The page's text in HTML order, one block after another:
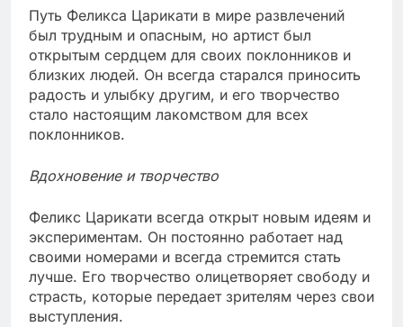
Путь Феликса Царикати в мире развлечений
был трудным и опасным, но артист был
открытым сердцем для своих поклонников и
близких людей. Он всегда старался приносить
радость и улыбку другим, и его творчество
стало настоящим лакомством для всех
поклонников.
Вдохновение и творчество
Феликс Царикати всегда открыт новым идеям и
экспериментам. Он постоянно работает над
своими номерами и всегда стремится стать
лучше. Его творчество олицетворяет свободу и
страсть, которые передает зрителям через свои
выступления.